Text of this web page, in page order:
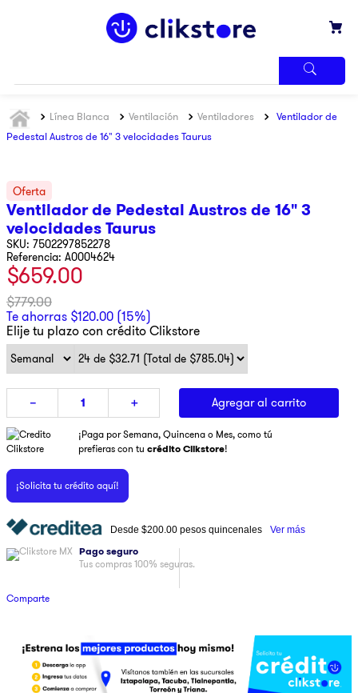
Línea Blanca Ventilación Ventiladores
Ventilador de
Pedestal Austros de 16" 3 velocidades Taurus
Ventilador de Pedestal Austros de 16" 3
velocidades Taurus
7502297852278
Referencia: A0004624
$659.00
$779.00
Te ahorras $120.00 (15%)
Elije tu plazo con crédito Clikstore
＋
－ Agregar al carrito
¡Paga por Semana, Quincena o Mes, como tú
prefieras con tu crédito Clikstore!
¡Solicita tu crédito aquí!
Desde $200.00 pesos quincenales Ver más
Pago seguro
Tus compras 100% seguras.
Comparte
MÁS
BUSCADOS
3.
samsung
4.
pantalla
5.
motos
6.
7.
ninja
lavadora
10